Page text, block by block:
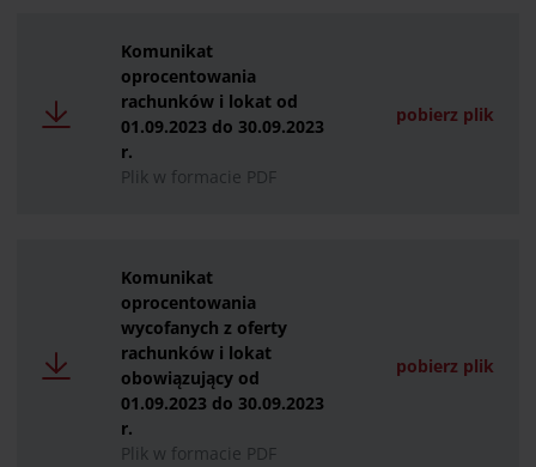
Komunikat
oprocentowania
rachunków i lokat od
01.09.2023 do 30.09.2023
r.
Plik w formacie PDF
pobierz plik
Komunikat
oprocentowania
wycofanych z oferty
rachunków i lokat
obowiązujący od
01.09.2023 do 30.09.2023
r.
Plik w formacie PDF
pobierz plik